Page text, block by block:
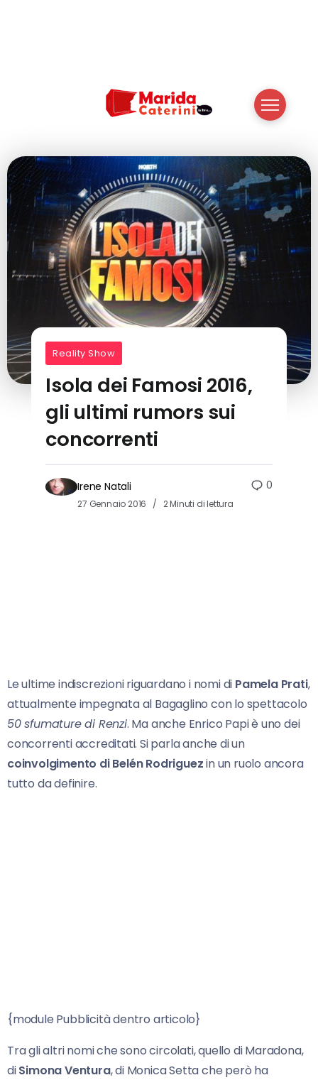
Reality Show
Isola dei Famosi 2016,
gli ultimi rumors sui
concorrenti
Irene Natali
27 Gennaio 2016 2 Minuti di lettura
0
Le ultime indiscrezioni riguardano i nomi di Pamela Prati,
attualmente impegnata al Bagaglino con lo spettacolo
50 sfumature di Renzi. Ma anche Enrico Papi è uno dei
concorrenti accreditati. Si parla anche di un
coinvolgimento di Belén Rodriguezin un ruolo ancora
tutto da definire.
{module Pubblicità dentro articolo}
Tra gli altri nomi che sono circolati, quello di Maradona,
diSimona Ventura, di Monica Setta che però ha